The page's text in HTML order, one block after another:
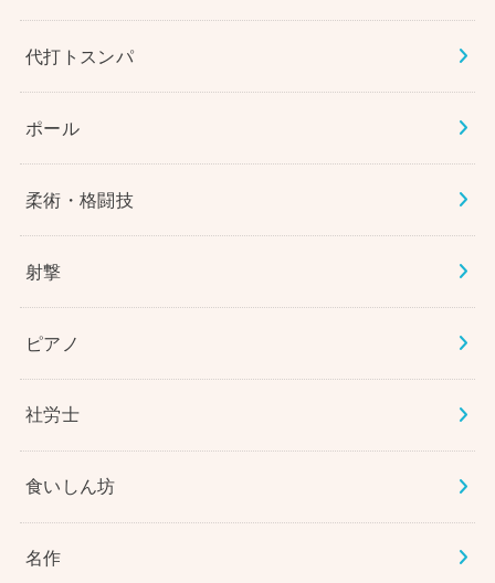
代打トスンパ
ポール
柔術・格闘技
射撃
ピアノ
社労士
食いしん坊
名作